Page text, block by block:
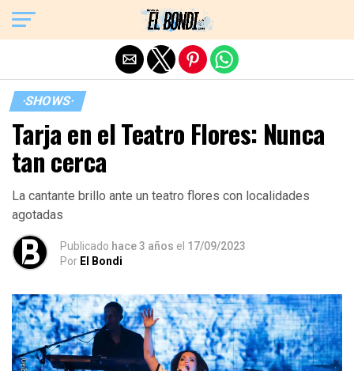
·SHOWS·
Tarja en el Teatro Flores: Nunca
tan cerca
La cantante brillo ante un teatro flores con localidades
agotadas
Publicado hace 3 años el 17/09/2023
Por El Bondi
Exit mobile version